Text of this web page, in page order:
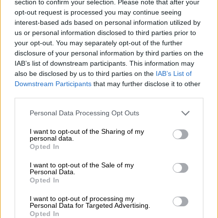
section to confirm your selection. Please note that after your
opt-out request is processed you may continue seeing
interest-based ads based on personal information utilized by
us or personal information disclosed to third parties prior to
your opt-out. You may separately opt-out of the further
disclosure of your personal information by third parties on the
IAB’s list of downstream participants. This information may
also be disclosed by us to third parties on the IAB’s List of
Downstream Participants that may further disclose it to other
Please note that this website/app uses one or more Google
not limited to your visit or usage behaviour. You may click to
grant or deny consent to Google and its third-party tags to
use your data for below specified purposes in below Google
consent section.
Personal Data Processing Opt Outs
I want to opt-out of the Sharing of my
personal data.
Opted In
I want to opt-out of the Sale of my
Personal Data.
Opted In
I want to opt-out of processing my
Personal Data for Targeted Advertising.
Opted In
στην εκπομπή, Μεσημέρι με τον Γιώργο
Λιάγκα. Με την εκπομπή ωστόσο, να
πηγαίνει από το κακό στο χειρότερο τόσο
εξαιτίας της τηλεθέασης, όσο και της
ομάδας που δεν κατάφερε να δέσει και
έκαναν πολλά λάθη, επέστρεψε στο Happy
Day μετά από ένα χρόνο.
κάποια οικονομικά θέματα τα οποία έπρεπε
να λύσω. Η προσφορά του ΣΚΑΪ ήταν
διπλάσια, δεν ήταν δηλαδή πάρε 100 ευρώ
δουλειά που κάνουμε, ωραία είναι η παρέα
και η καλή ατμόσφαιρα, αλλά πρέπει να
επιβιώσουμε. Εγώ από αυτό ζω, δεν έχω
δέκα επιχειρήσεις», είχε πει ο Δημήτρης